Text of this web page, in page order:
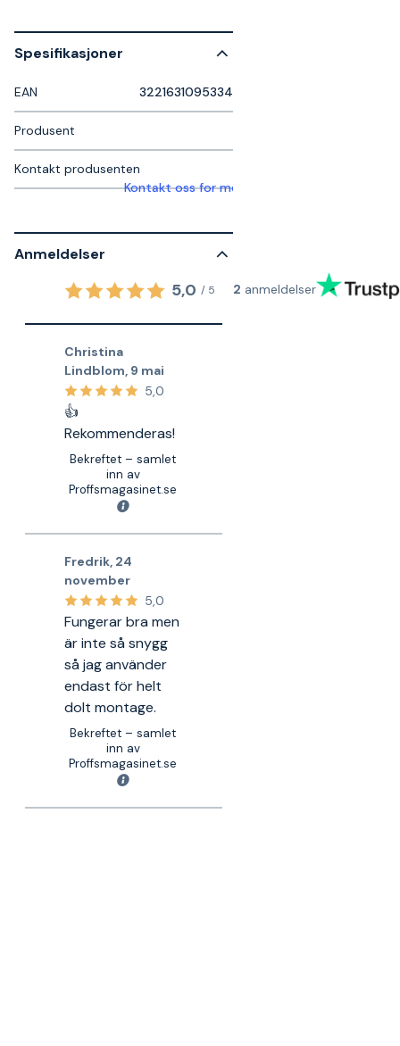
Spesifikasjoner
EAN 3221631095334
Produsent
Kontakt produsenten
Kontakt oss for mer informasjon
Anmeldelser
5,0 / 5 2 anmeldelser
Christina
Lindblom 9 mai
5,0
👍
Rekommenderas!
Bekreftet – samlet
inn av
Proffsmagasinet.se
Fredrik 24
november
5,0
Fungerar bra men
är inte så snygg
så jag använder
endast för helt
dolt montage.
Bekreftet – samlet
inn av
Proffsmagasinet.se